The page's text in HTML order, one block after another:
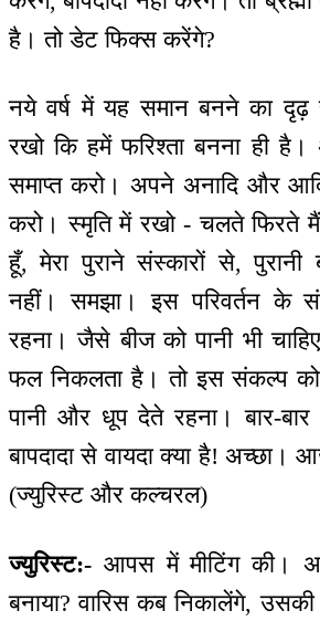
है। तो डेट फिक्स करेंगे?
नये वर्ष में यह समान बनने का दृढ़
रखो कि हमें फरिश्ता बनना ही है।
समाप्त करो। अपने अनादि और
करो। स्मृति में रखो - चलते फिरते मैं
हूँ, मेरा पुराने संस्कारों से, पुरानी
नहीं। समझा। इस परिवर्तन के
रहना। जैसे बीज को पानी भी
फल निकलता है। तो इस संकल्प
पानी और धूप देते रहना। बार-बार
बापदादा से वायदा क्या है! अच्छा।
(ज्युरिस्ट और कल्चरल)
ज्युरिस्ट:- आपस में मीटिंग की।
बनाया? वारिस कब निकालेंगे,